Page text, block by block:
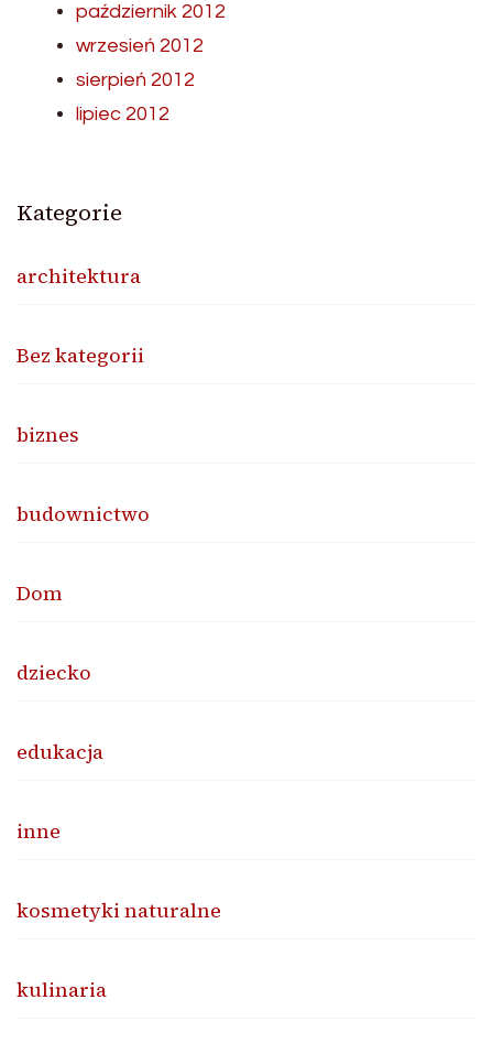
październik 2012
wrzesień 2012
sierpień 2012
lipiec 2012
Kategorie
architektura
Bez kategorii
biznes
budownictwo
Dom
dziecko
edukacja
inne
kosmetyki naturalne
kulinaria